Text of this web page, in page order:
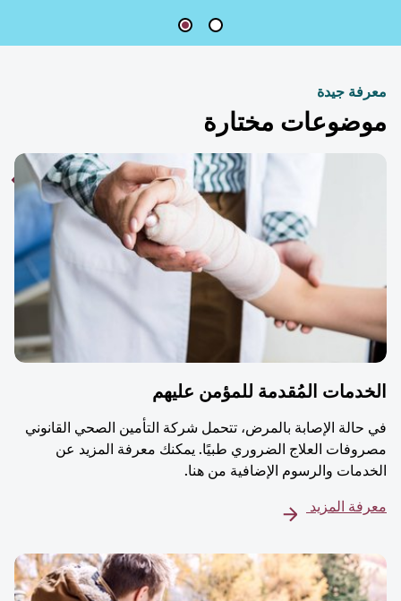
جيدة
مختارة
المُقدمة للمؤمن عليهم
الإصابة بالمرض، تتحمل شركة التأمين الصحي القانوني
العلاج الضروري طبيًا. يمكنك معرفة المزيد عن
والرسوم الإضافية من هنا.
المزيد